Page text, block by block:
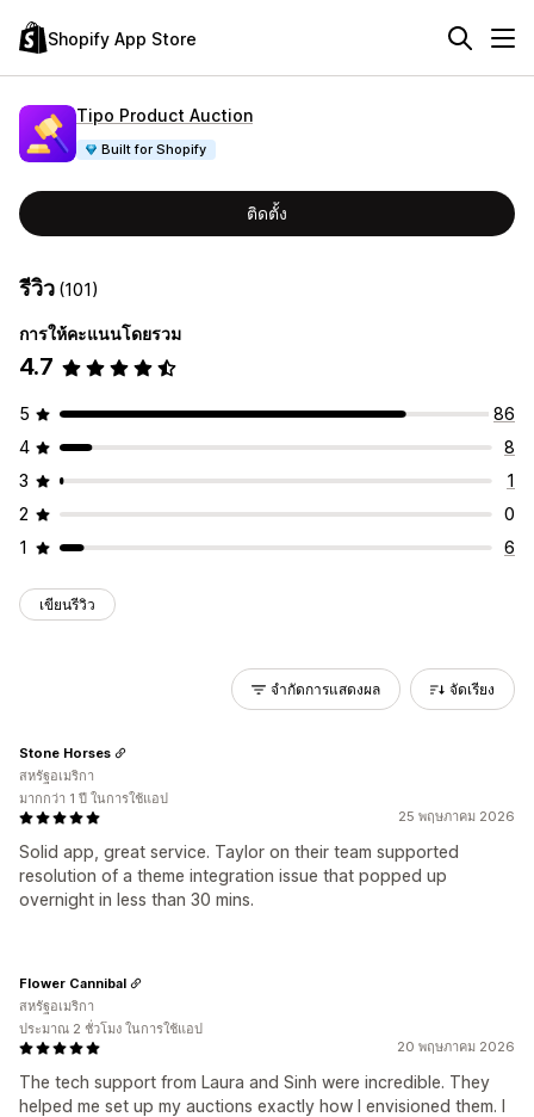
Shopify App Store
Tipo Product Auction
Built for Shopify
ติดตั้ง
รีวิว (101)
การให้คะแนนโดยรวม
4.7
5
86
4
8
3
1
2
0
1
6
เขียนรีวิว
จำกัดการแสดงผล จัดเรียง
25 พฤษภาคม 2026
Solid app, great service. Taylor on their team supported
resolution of a theme integration issue that popped up
overnight in less than 30 mins.
Stone Horses
สหรัฐอเมริกา
มากกว่า 1 ปี ในการใช้แอป
20 พฤษภาคม 2026
The tech support from Laura and Sinh were incredible. They
helped me set up my auctions exactly how I envisioned them. I
Flower Cannibal
สหรัฐอเมริกา
ประมาณ 2 ชั่วโมง ในการใช้แอป